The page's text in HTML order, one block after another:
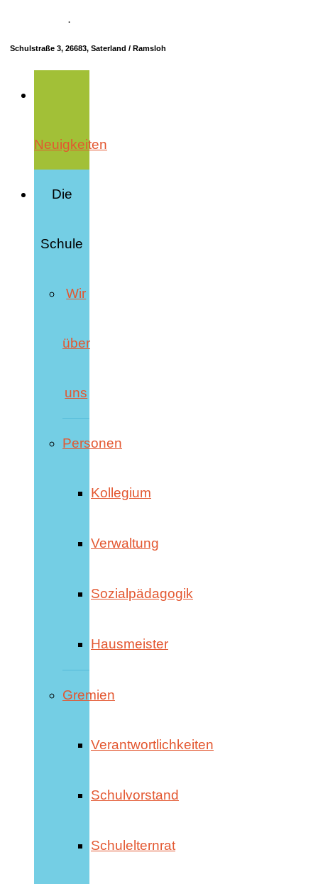
·
Schulstraße 3, 26683, Saterland / Ramsloh
Neuigkeiten
Die
Schule
Wir
über
uns
Personen
Kollegium
Verwaltung
Sozialpädagogik
Hausmeister
Gremien
Verantwortlichkeiten
Schulvorstand
Schulelternrat